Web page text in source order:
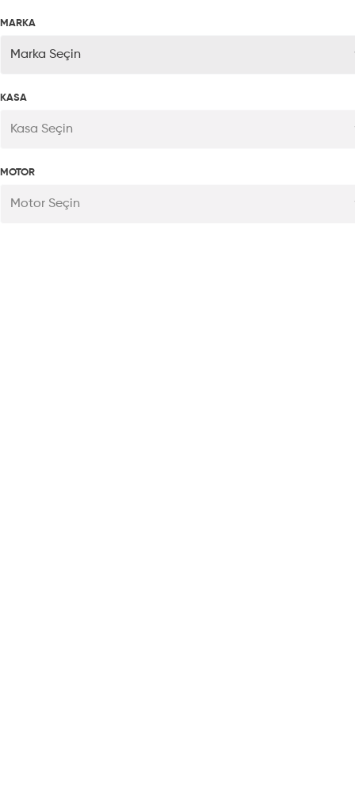
MARKA
Marka Seçin
KASA
Kasa Seçin
MOTOR
Motor Seçin